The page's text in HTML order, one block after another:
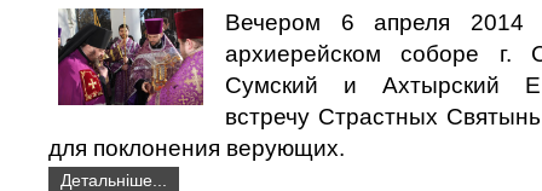
Вечером 6 апреля 2014
архиерейском соборе г.
Сумский и Ахтырский
встречу Страстных
для поклонения верующих.
Детальніше...